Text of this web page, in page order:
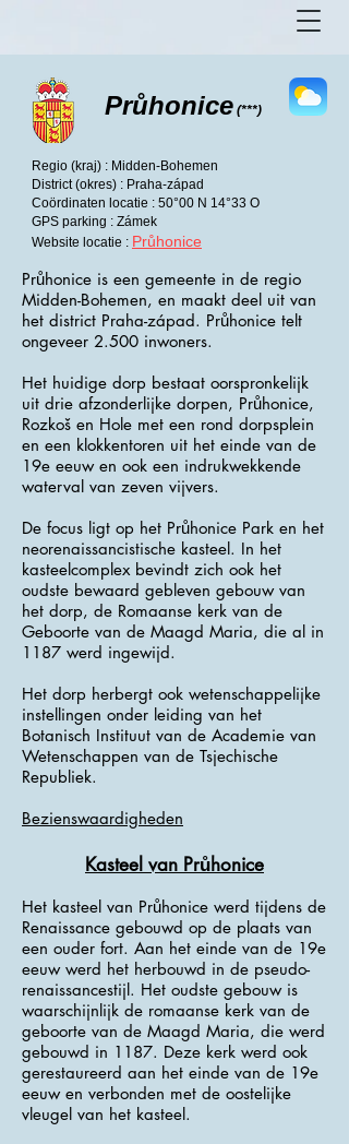
Průhonice(***)
Regio (kraj) : Midden-Bohemen
District (okres) : Praha-západ
Coördinaten locatie : 50°00 N 14°33 O
GPS parking : Zámek
Website locatie : Průhonice
Průhonice is een gemeente in de regio
Midden-Bohemen, en maakt deel uit van
het district Praha-západ. Průhonice telt
ongeveer 2.500 inwoners.
Het huidige dorp bestaat oorspronkelijk
uit drie afzonderlijke dorpen, Průhonice,
Rozkoš en Hole met een rond dorpsplein
en een klokkentoren uit het einde van de
19e eeuw en ook een indrukwekkende
waterval van zeven vijvers.
De focus ligt op het Průhonice Park en het
neorenaissancistische kasteel. In het
kasteelcomplex bevindt zich ook het
oudste bewaard gebleven gebouw van
het dorp, de Romaanse kerk van de
Geboorte van de Maagd Maria, die al in
1187 werd ingewijd.
Het dorp herbergt ook wetenschappelijke
instellingen onder leiding van het
Botanisch Instituut van de Academie van
Wetenschappen van de Tsjechische
Republiek.
Bezienswaardigheden
Kasteel van Průhonice
Het kasteel van Průhonice werd tijdens de
Renaissance gebouwd op de plaats van
een ouder fort. Aan het einde van de 19e
eeuw werd het herbouwd in de pseudo-
renaissancestijl. Het oudste gebouw is
waarschijnlijk de romaanse kerk van de
geboorte van de Maagd Maria, die werd
gebouwd in 1187. Deze kerk werd ook
gerestaureerd aan het einde van de 19e
eeuw en verbonden met de oostelijke
vleugel van het kasteel.